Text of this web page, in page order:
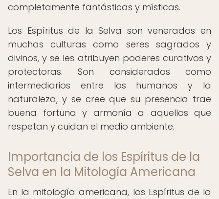
completamente fantásticas y místicas.
Los Espíritus de la Selva son venerados en
muchas culturas como seres sagrados y
divinos, y se les atribuyen poderes curativos y
protectoras. Son considerados como
intermediarios entre los humanos y la
naturaleza, y se cree que su presencia trae
buena fortuna y armonía a aquellos que
respetan y cuidan el medio ambiente.
Importancia de los Espíritus de la
Selva en la Mitología Americana
En la mitología americana, los Espíritus de la